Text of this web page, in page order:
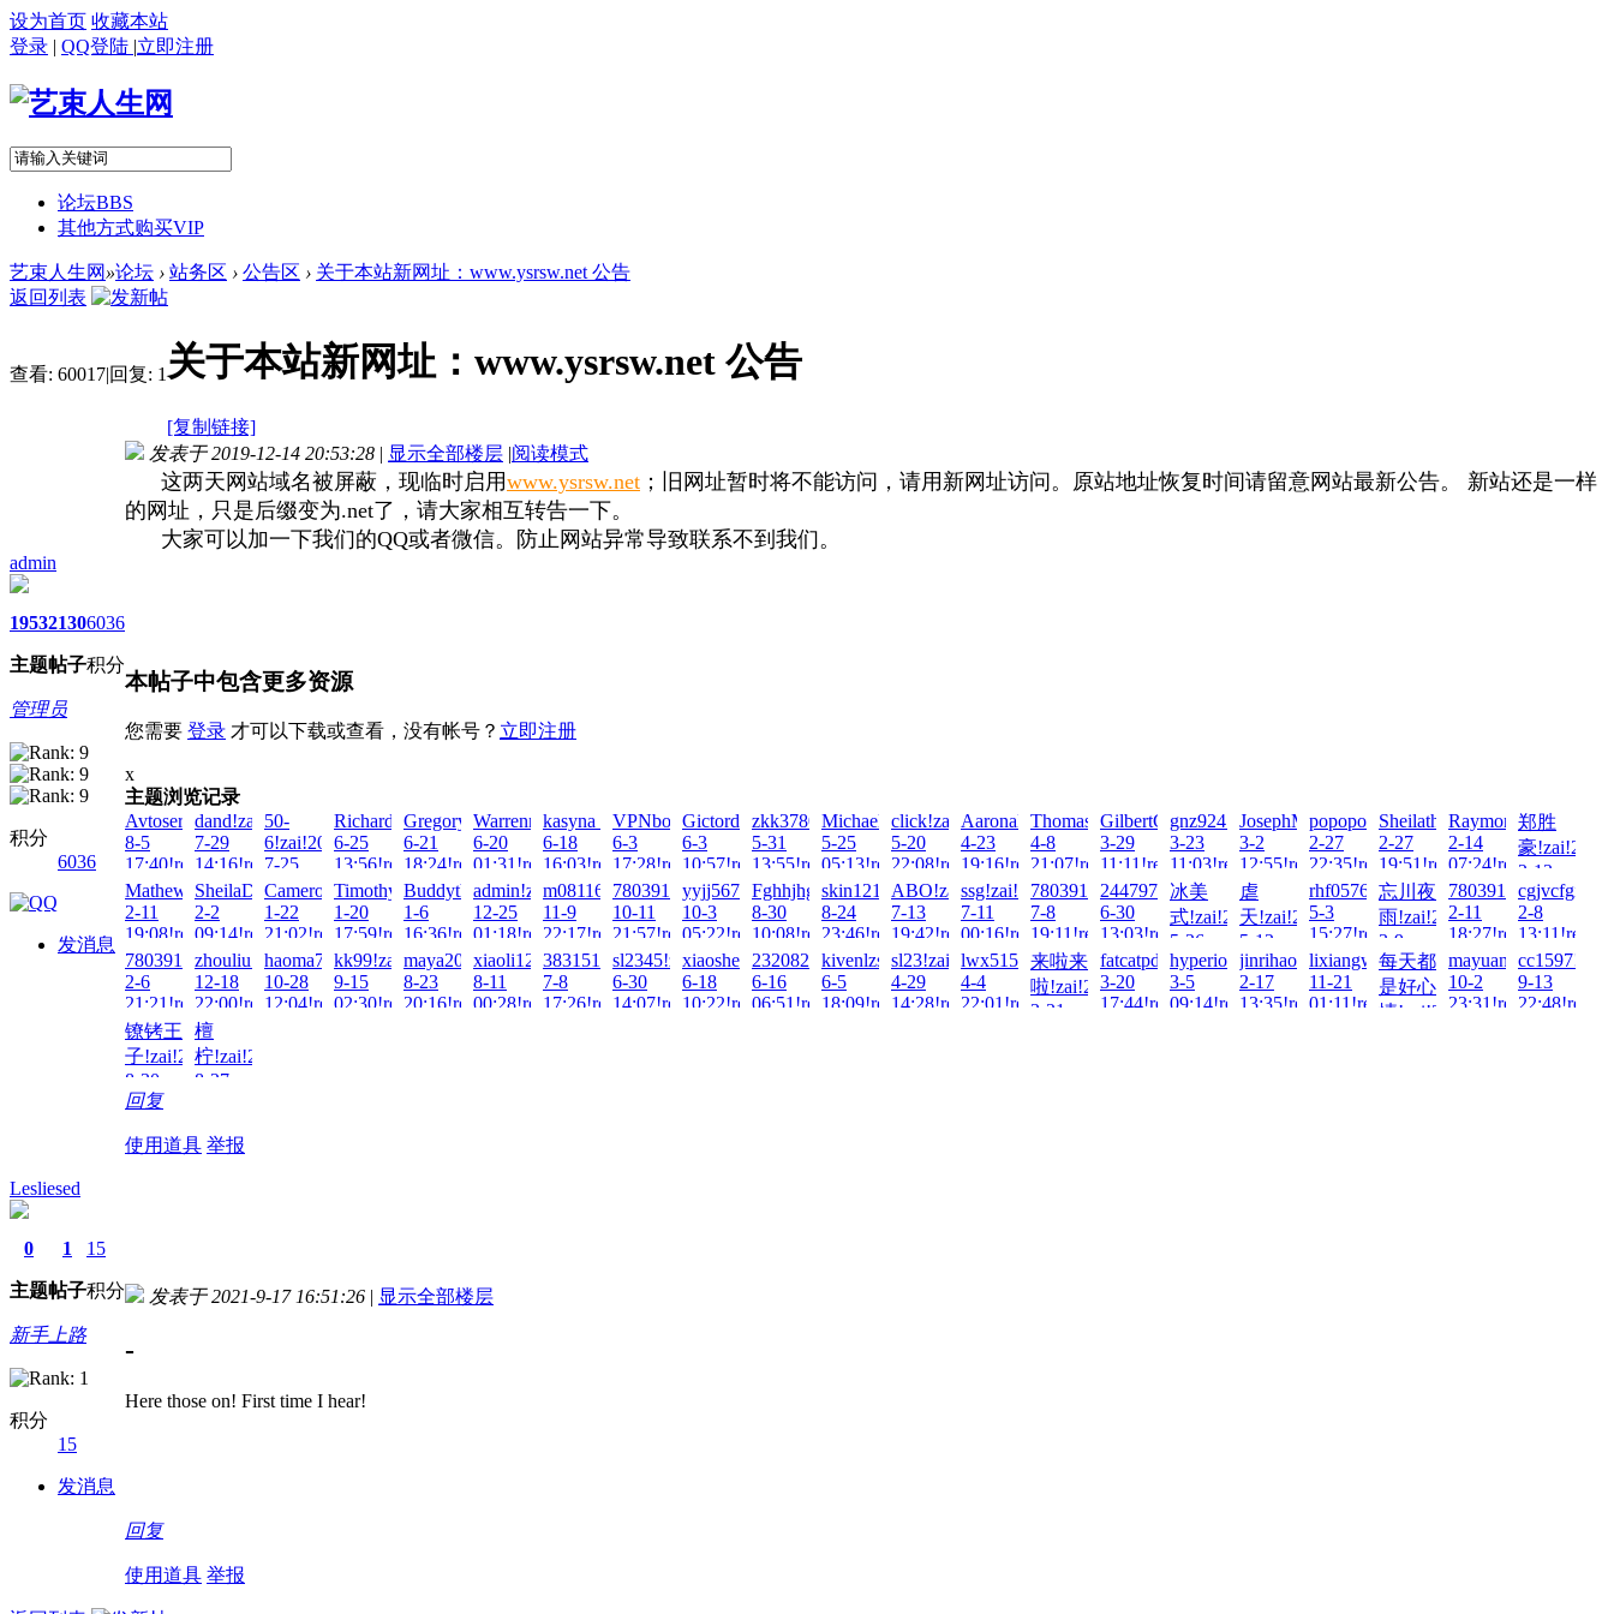
设为首页 收藏本站
登录 | QQ登陆 |立即注册
论坛BBS
其他方式购买VIP
艺束人生网 »论坛 › 站务区 › 公告区 › 关于本站新网址：www.ysrsw.net 公告
返回列表
查看: 60017|回复: 1 关于本站新网址：www.ysrsw.net 公告
[复制链接]
admin
1953
主题
2130
帖子
6036
积分
管理员
积分
6036
发消息
发表于 2019-12-14 20:53:28 | 显示全部楼层 |阅读模式
这两天网站域名被屏蔽，现临时启用www.ysrsw.net ；旧网址暂时将不能访问，请用新网址访问。原站地址恢复时间请留意网站最新公告。 新站还是一样
的网址，只是后缀变为.net了，请大家相互转告一下。
大家可以加一下我们的QQ或者微信。防止网站异常导致联系不到我们。
本帖子中包含更多资源
您需要 登录 才可以下载或查看，没有帐号？ 立即注册
x
主题浏览记录
Avtoservis_jksn!zai!2026-
8-5
17:40!read!
dand!zai!2026-
7-29
14:16!read!
50-
6!zai!2026-
7-25
08:00!read!
RichardCib!zai!2026-
6-25
13:56!read!
GregoryAdedy!zai!2026-
6-21
18:24!read!
Warrennum!zai!2026-
6-20
01:31!read!
kasyna_aoSt!zai!2026-
6-18
16:03!read!
VPNbotEi!zai!2026-
6-3
17:28!read!
Gictordow!zai!2026-
6-3
10:57!read!
zkk378045056!zai!2026-
5-31
13:55!read!
Michaeltew!zai!2026-
5-25
05:13!read!
click!zai!2026-
5-20
22:08!read!
AaronaBexy!zai!2026-
4-23
19:16!read!
ThomasDeare!zai!2026-
4-8
21:07!read!
GilbertGek!zai!2026-
3-29
11:11!read!
gnz924!zai!2026-
3-23
11:03!read!
JosephMuh!zai!2026-
3-2
12:55!read!
popopopopopo!zai!2026-
2-27
22:35!read!
Sheilatherm!zai!2026-
2-27
19:51!read!
2-14
07:24!read!
郑胜
豪!zai!2026-
2-13
23:28!read!
MathewtuP!zai!2026-
2-11
19:08!read!
SheilaDum!zai!2026-
2-2
09:14!read!
CameronPreOg!zai!2026-
1-22
21:02!read!
Timothyjug!zai!2026-
1-20
17:59!read!
BuddythecT!zai!2026-
1-6
16:36!read!
admin!zai!2025-
12-25
01:18!read!
m081163!zai!2025-
11-9
22:17!read!
780391982471852!zai!2025-
10-11
21:57!read!
yyjj567!zai!2025-
10-3
05:22!read!
Fghhjhgg!zai!2025-
8-30
10:08!read!
skin1212!zai!2025-
8-24
23:46!read!
ABO!zai!2025-
7-13
19:42!read!
ssg!zai!2025-
7-11
00:16!read!
7803919821477!zai!2025-
7-8
19:11!read!
2447973717!zai!2025-
6-30
13:03!read!
冰美
式!zai!2025-
5-26
02:22!read!
虐
天!zai!2025-
5-12
07:35!read!
rhf0576!zai!2025-
5-3
15:27!read!
忘川夜
雨!zai!2025-
3-9
20:14!read!
2-11
18:27!read!
2-8
13:11!read!
7803919821!zai!2025-
2-6
21:21!read!
zhouliu!zai!2024-
12-18
22:00!read!
haoma789!zai!2024-
10-28
12:04!read!
kk99!zai!2024-
9-15
02:30!read!
maya2021!zai!2024-
8-23
20:16!read!
xiaoli122!zai!2024-
8-11
00:28!read!
3831519!zai!2024-
7-8
17:26!read!
sl2345!zai!2024-
6-30
14:07!read!
xiaosheng520!zai!2024-
6-18
10:22!read!
2320822645!zai!2024-
6-16
06:51!read!
kivenlzs!zai!2024-
6-5
18:09!read!
sl23!zai!2024-
4-29
14:28!read!
lwx515801@@!zai!2024-
4-4
22:01!read!
来啦来
啦!zai!2024-
3-21
fatcatpd209!zai!2024-
3-20
17:44!read!
hyperion!zai!2024-
3-5
09:14!read!
jinrihao110!zai!2024-
2-17
13:35!read!
lixiangwang!zai!2023-
11-21
01:11!read!
每天都
是好心
情!zai!2023-
mayuan123!zai!2023-
10-2
23:31!read!
9-13
22:48!read!
镣铐王
子!zai!2023-
8-30
21:04!read!
檀
柠!zai!2023-
8-27
回复
使用道具 举报
Lesliesed
0
主题
1
帖子
15
积分
新手上路
积分
15
发消息
发表于 2021-9-17 16:51:26 | 显示全部楼层
-
Here those on! First time I hear!
回复
使用道具 举报